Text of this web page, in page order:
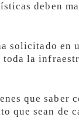
deben
solicitado en
toda la
que saber
que sean de